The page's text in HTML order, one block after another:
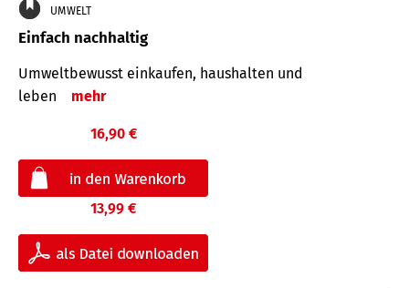
UMWELT
Einfach nachhaltig
Umweltbewusst einkaufen, haushalten und
leben
mehr
16,90 €
13,99 €